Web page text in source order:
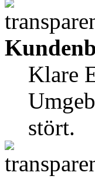
Klare
stört.